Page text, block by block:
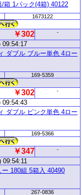
箱 1パック(4箱) 40122
1673122
￥302 -
09:54:17
ダブル ブルー単色 4ロー
169-5359
￥302 -
09:54:43
ダブル ピンク単色 4ロー
169-5366
￥347 -
09:54:11
ー 180組 5箱入 40490
267-0836